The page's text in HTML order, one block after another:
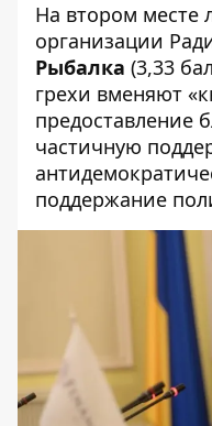
На втором месте
организации
Рыбалка (3,33
грехи вменяют
предоставление
частичную
поддержание